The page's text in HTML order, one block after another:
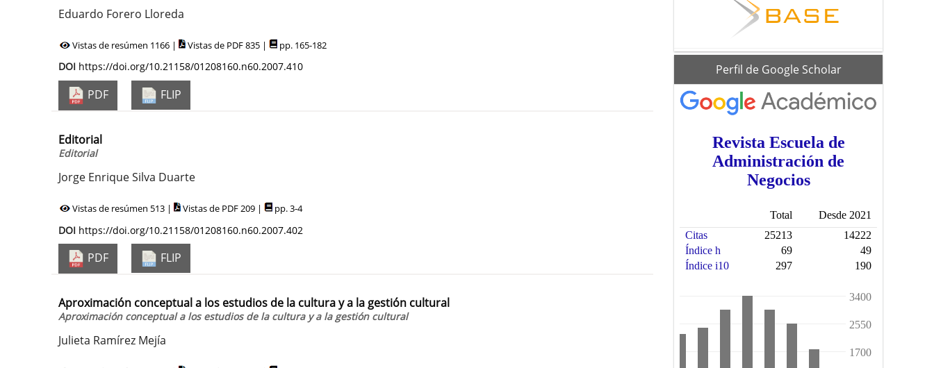
Eduardo Forero Lloreda
Vistas de resúmen 1166 | Vistas de PDF 835 | pp. 165-182
DOI https://doi.org/10.21158/01208160.n60.2007.410
PDF FLIP
Editorial
Editorial
Jorge Enrique Silva Duarte
Vistas de resúmen 513 | Vistas de PDF 209 | pp. 3-4
DOI https://doi.org/10.21158/01208160.n60.2007.402
PDF FLIP
Aproximación conceptual a los estudios de la cultura y a la gestión cultural
Aproximación conceptual a los estudios de la cultura y a la gestión cultural
Julieta Ramírez Mejía
scholarPerfil de Google Scholar